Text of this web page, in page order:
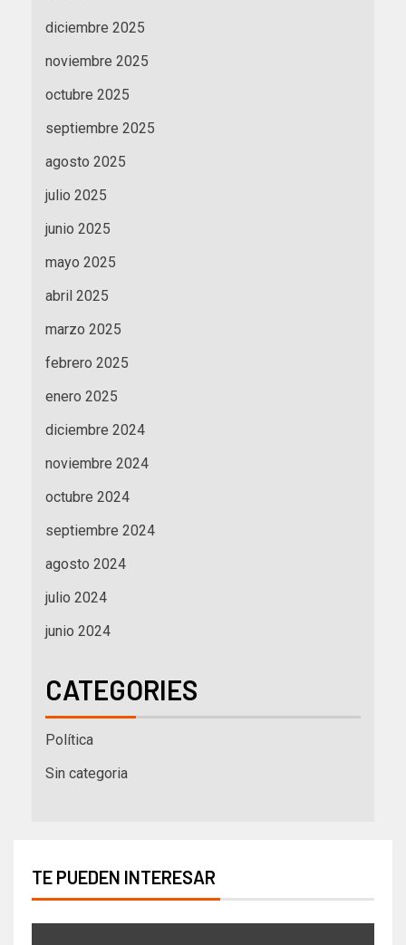
diciembre 2025
noviembre 2025
octubre 2025
septiembre 2025
agosto 2025
julio 2025
junio 2025
mayo 2025
abril 2025
marzo 2025
febrero 2025
enero 2025
diciembre 2024
noviembre 2024
octubre 2024
septiembre 2024
agosto 2024
julio 2024
junio 2024
CATEGORIES
Política
Sin categoria
TE PUEDEN INTERESAR